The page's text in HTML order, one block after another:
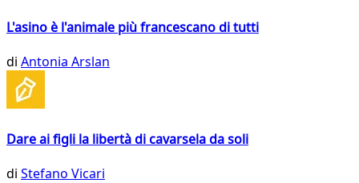
L'asino è l'animale più francescano di tutti
di Antonia Arslan
Dare ai figli la libertà di cavarsela da soli
di Stefano Vicari